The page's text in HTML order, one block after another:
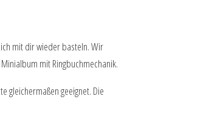
mit dir wieder basteln. Wir
mit Ringbuchmechanik.
gleichermaßen geeignet. Die